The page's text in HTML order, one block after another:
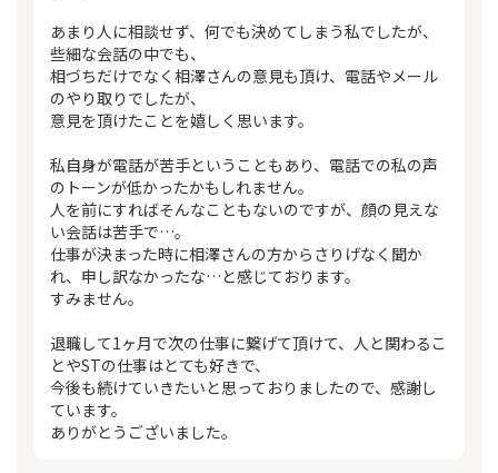
あまり人に相談せず、何でも決めてしまう私でしたが、
些細な会話の中でも、
相づちだけでなく相澤さんの意見も頂け、電話やメール
のやり取りでしたが、
意見を頂けたことを嬉しく思います。
私自身が電話が苦手ということもあり、電話での私の声
のトーンが低かったかもしれません。
人を前にすればそんなこともないのですが、顔の見えな
い会話は苦手で…。
仕事が決まった時に相澤さんの方からさりげなく聞か
れ、申し訳なかったな…と感じております。
すみません。
退職して1ヶ月で次の仕事に繋げて頂けて、人と関わるこ
とやSTの仕事はとても好きで、
今後も続けていきたいと思っておりましたので、感謝し
ています。
ありがとうございました。